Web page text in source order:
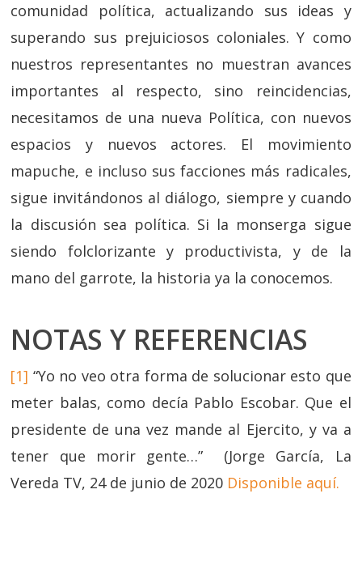
comunidad política, actualizando sus ideas y
superando sus prejuiciosos coloniales. Y como
nuestros representantes no muestran avances
importantes al respecto, sino reincidencias,
necesitamos de una nueva Política, con nuevos
espacios y nuevos actores. El movimiento
mapuche, e incluso sus facciones más radicales,
sigue invitándonos al diálogo, siempre y cuando
la discusión sea política. Si la monserga sigue
siendo folclorizante y productivista, y de la
mano del garrote, la historia ya la conocemos.
NOTAS Y REFERENCIAS
[1] “Yo no veo otra forma de solucionar esto que
meter balas, como decía Pablo Escobar. Que el
presidente de una vez mande al Ejercito, y va a
tener que morir gente…” (Jorge García, La
Vereda TV, 24 de junio de 2020 Disponible aquí.